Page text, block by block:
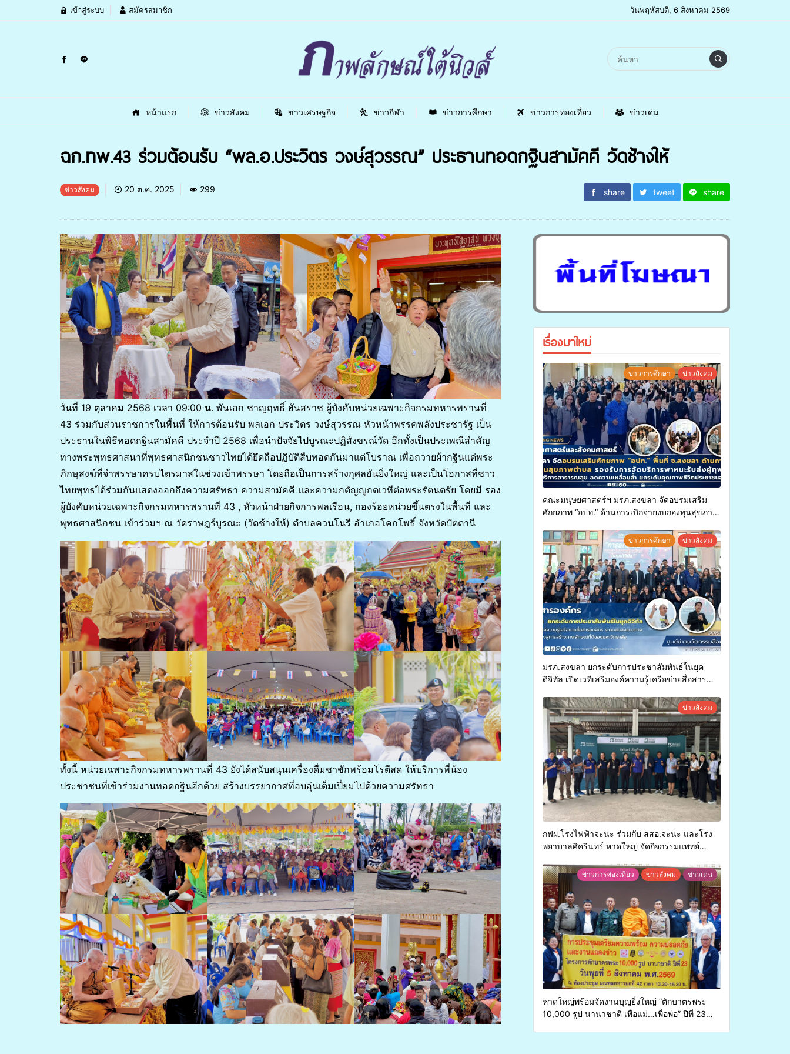
เข้าสู่ระบบ สมัครสมาชิก วันพฤหัสบดี, 6 สิงหาคม 2569
หน้าแรก ข่าวสังคม ข่าวเศรษฐกิจ ข่าวกีฬา ข่าวการศึกษา ข่าวการท่องเที่ยว ข่าวเด่น
ฉก.ทพ.43 ร่วมต้อนรับ “พล.อ.ประวิตร วงษ์สุวรรณ” ประธานทอดกฐินสามัคคี วัดช้างให้
ข่าวสังคม 20 ต.ค. 2025 299 share tweet share
วันที่ 19 ตุลาคม 2568 เวลา 09:00 น. พันเอก ชาญฤทธิ์ ฮันสราช ผู้บังคับหน่วยเฉพาะกิจกรมทหารพรานที่
43 ร่วมกับส่วนราชการในพื้นที่ ให้การต้อนรับ พลเอก ประวิตร วงษ์สุวรรณ หัวหน้าพรรคพลังประชารัฐ เป็น
ประธานในพิธีทอดกฐินสามัคคี ประจำปี 2568 เพื่อนำปัจจัยไปบูรณะปฏิสังขรณ์วัด อีกทั้งเป็นประเพณีสำคัญ
ทางพระพุทธศาสนาที่พุทธศาสนิกชนชาวไทยได้ยึดถือปฏิบัติสืบทอดกันมาแต่โบราณ เพื่อถวายผ้ากฐินแด่พระ
ภิกษุสงฆ์ที่จำพรรษาครบไตรมาสในช่วงเข้าพรรษา โดยถือเป็นการสร้างกุศลอันยิ่งใหญ่ และเป็นโอกาสที่ชาว
ไทยพุทธได้ร่วมกันแสดงออกถึงความศรัทธา ความสามัคคี และความกตัญญูกตเวทีต่อพระรัตนตรัย โดยมี รอง
ผู้บังคับหน่วยเฉพาะกิจกรมทหารพรานที่ 43 , หัวหน้าฝ่ายกิจการพลเรือน, กองร้อยหน่วยขึ้นตรงในพื้นที่ และ
พุทธศาสนิกชน เข้าร่วมฯ ณ วัดราษฎร์บูรณะ (วัดช้างให้) ตำบลควนโนรี อำเภอโคกโพธิ์ จังหวัดปัตตานี
ทั้งนี้ หน่วยเฉพาะกิจกรมทหารพรานที่ 43 ยังได้สนับสนุนเครื่องดื่มชาชักพร้อมโรตีสด ให้บริการพี่น้อง
ประชาชนที่เข้าร่วมงานทอดกฐินอีกด้วย สร้างบรรยากาศที่อบอุ่นเต็มเปี่ยมไปด้วยความศรัทธา
เรื่องมาใหม่
ข่าวการศึกษา ข่าวสังคม
คณะมนุษยศาสตร์ฯ มรภ.สงขลา จัดอบรมเสริม
ศักยภาพ “อปท.” ด้านการเบิกจ่ายงบกองทุนสุขภาพ
ทุพพลภาพเพื่อเข้ารับบริการสาธารณสุข ลดความ
เหลื่อมล้ำ ยกระดับคุณภาพชีวิตประชาชนอย่าง
ยั่งยืน
ข่าวการศึกษา ข่าวสังคม
มรภ.สงขลา ยกระดับการประชาสัมพันธ์ในยุค
ดิจิทัล เปิดเวทีเสริมองค์ความรู้เครือข่ายสื่อสาร
การสร้างภาพลักษณ์ที่ดีของมหาวิทยาลัยข่าวสังคม
กฟผ.โรงไฟฟ้าจะนะ ร่วมกับ สสอ.จะนะ และโรง
พยาบาลศิครินทร์ หาดใหญ่ จัดกิจกรรมแพทย์
ข่าวการท่องเที่ยว ข่าวสังคม ข่าวเด่น
หาดใหญ่พร้อมจัดงานบุญยิ่งใหญ่ “ตักบาตรพระ
10,000 รูป นานาชาติ เพื่อแม่…เพื่อพ่อ” ปีที่ 23